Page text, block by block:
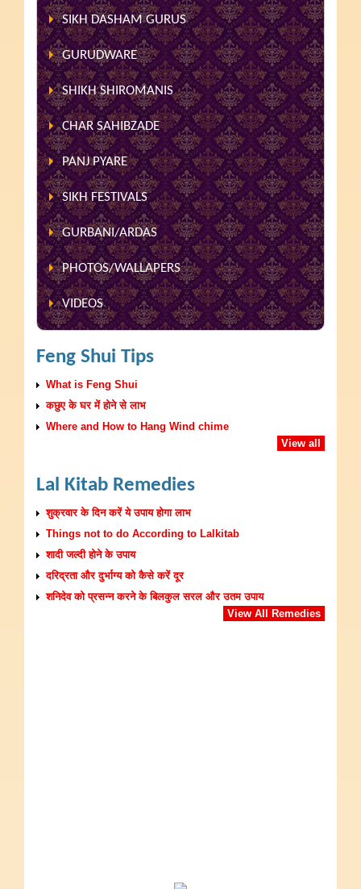
SIKH DASHAM GURUS
GURUDWARE
SHIKH SHIROMANIS
CHAR SAHIBZADE
PANJ PYARE
SIKH FESTIVALS
GURBANI/ARDAS
PHOTOS/WALLAPERS
VIDEOS
Feng Shui Tips
What is Feng Shui
कछुए के घर में होने से लाभ
Where and How to Hang Wind chime
View all
Lal Kitab Remedies
शुक्रवार के दिन करें ये उपाय होगा लाभ
Things not to do According to Lalkitab
शादी जल्दी होने के उपाय
दरिद्रता और दुर्भाग्य को कैसे करें दूर
शनिदेव को प्रसन्न करने के बिलकुल सरल और उतम उपाय
View All Remedies